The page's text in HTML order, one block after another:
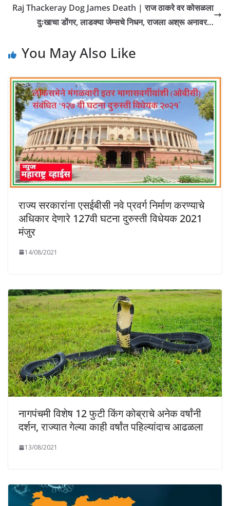
Raj Thackeray Dog James Death | राज ठाकरे वर कोसळला
दुःखाचा डोंगर, लाडक्या जेम्सचे निधन, राजला अश्रू अनावर…
You May Also Like
राज्य सरकारांना एसईबीसी नवे प्रवर्ग निर्माण करण्याचे
अधिकार देणारे 127वी घटना दुरुस्ती विधेयक 2021
मंजुर
14/08/2021
नागपंचमी विशेष 12 फुटी किंग कोब्राचे अनेक वर्षांनी
दर्शन, राज्यात गेल्या काही वर्षांत पहिल्यांदाच आढळला
13/08/2021